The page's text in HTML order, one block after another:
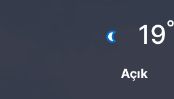
19°
Açık